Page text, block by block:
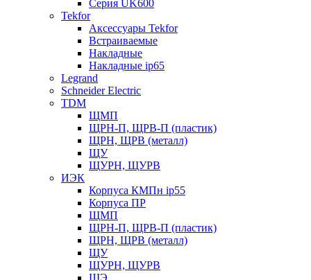
Серия UK600
Tekfor
Аксессуары Tekfor
Встраиваемые
Накладные
Накладные ip65
Legrand
Schneider Electric
TDM
ЩМП
ЩРН-П, ЩРВ-П (пластик)
ЩРН, ЩРВ (металл)
ЩУ
ЩУРН, ЩУРВ
ИЭК
Корпуса КМПн ip55
Корпуса ПР
ЩМП
ЩРН-П, ЩРВ-П (пластик)
ЩРН, ЩРВ (металл)
ЩУ
ЩУРН, ЩУРВ
ЩЭ